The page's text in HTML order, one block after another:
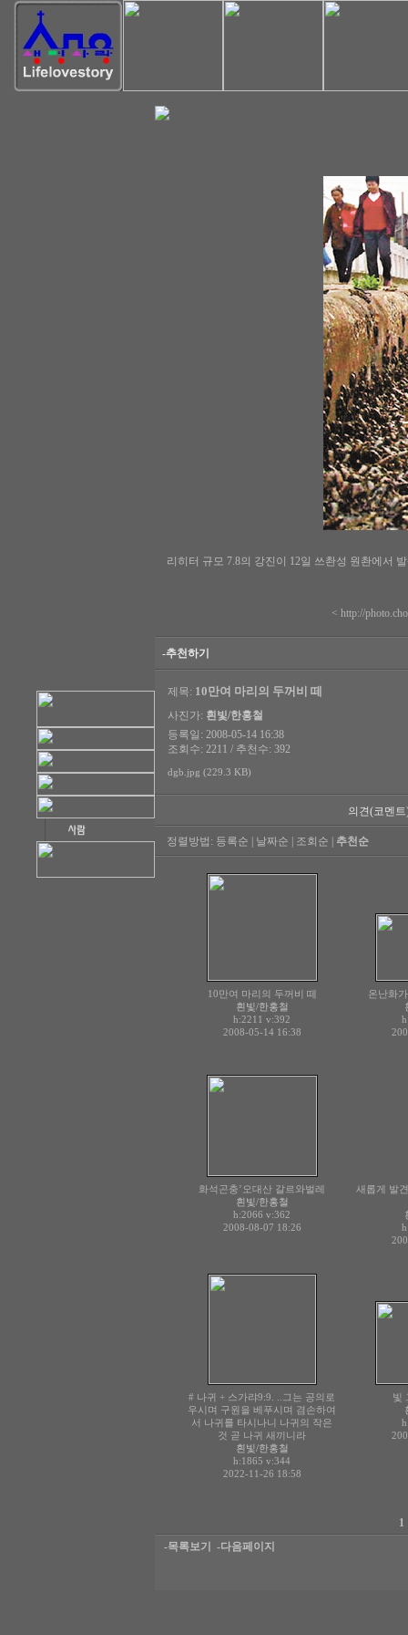
리히터 규모 7.8의 강진이 12일 쓰촨성 원촨에서
< http://
-추천하기
제목: 10만여 마리의 두꺼비 떼
사진가: 흰빛/한홍철
등록일: 2008-05-14 16:38
조회수: 2211 / 추천수: 392
dgb.jpg (229.3 KB)
의견(코멘
정렬방법: 등록순 날짜순 조회순 추천순
10만여 마리의 두꺼비 떼
흰빛/한홍철
h:2211 v:392
2008-05-14 16:38
온난화
화석곤충’오대산 갈르와벌레
흰빛/한홍철
h:2066 v:362
2008-08-07 18:26
새롭게 발
# 나귀 + 스가랴9:9. ..그는 공의로
우시며 구원을 베푸시며 겸손하여
서 나귀를 타시나니 나귀의 작은
것 곧 나귀 새끼니라
흰빛/한홍철
h:1865 v:344
2022-11-26 18:58
빛
1
-목록보기
-다음페이지